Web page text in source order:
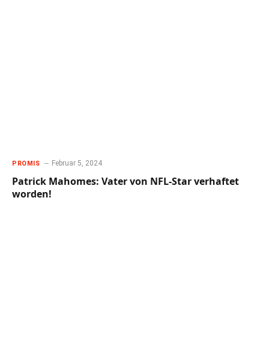
PROMIS Februar 5, 2024
Patrick Mahomes: Vater von NFL-Star verhaftet
worden!